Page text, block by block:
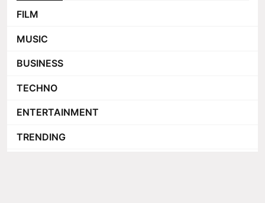
FILM
MUSIC
BUSINESS
TECHNO
ENTERTAINMENT
TRENDING